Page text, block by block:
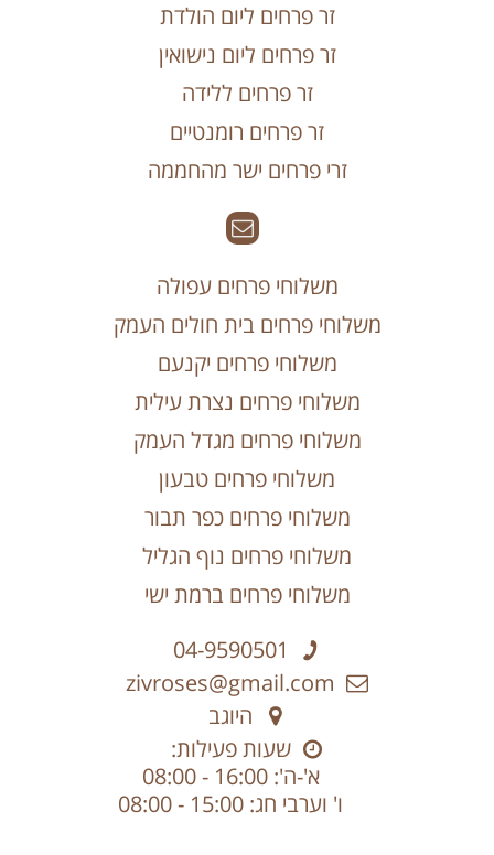
זר פרחים ליום הולדת
זר פרחים ליום נישואין
זר פרחים ללידה
זר פרחים רומנטיים
זרי פרחים ישר מהחממה
משלוחי פרחים עפולה
משלוחי פרחים בית חולים העמק
משלוחי פרחים יקנעם
משלוחי פרחים נצרת עילית
משלוחי פרחים מגדל העמק
משלוחי פרחים טבעון
משלוחי פרחים כפר תבור
משלוחי פרחים נוף הגליל
משלוחי פרחים ברמת ישי
04-9590501
zivroses@gmail.com
היוגב
שעות פעילות:
א'-ה': 16:00 - 08:00
ו' וערבי חג: 15:00 - 08:00